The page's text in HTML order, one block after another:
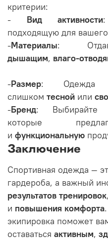
критерии:
- Вид активности
подходящую для
-Материалы:
дышащим, влаго-
-Размер: Одежда
слишком тесной или
-Бренд: Выбирайте
которые
и функциональную
Заключение
Спортивная одежда —
гардероба, а важный
результатов тренировок,
и повышения комфорта
экипировка поможет
оставаться активным,